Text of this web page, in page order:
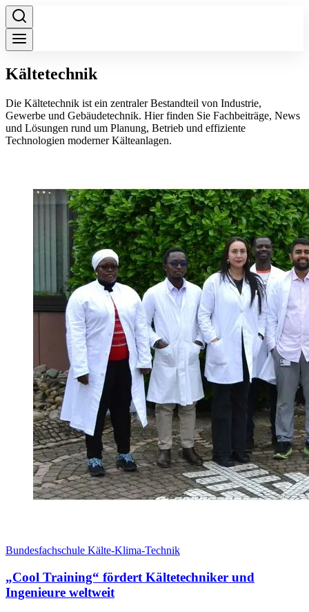
Kältetechnik
Die Kältetechnik ist ein zentraler Bestandteil von Industrie,
Gewerbe und Gebäudetechnik. Hier finden Sie Fachbeiträge, News
und Lösungen rund um Planung, Betrieb und effiziente
Technologien moderner Kälteanlagen.
Bundesfachschule Kälte-Klima-Technik
„Cool Training“ fördert Kältetechniker und
Ingenieure weltweit